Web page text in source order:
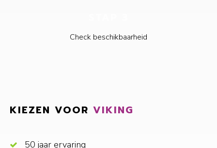
Check beschikbaarheid
KIEZEN VOOR VIKING
50 jaar ervaring